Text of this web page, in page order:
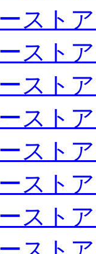
スト
スト
スト
スト
スト
スト
スト